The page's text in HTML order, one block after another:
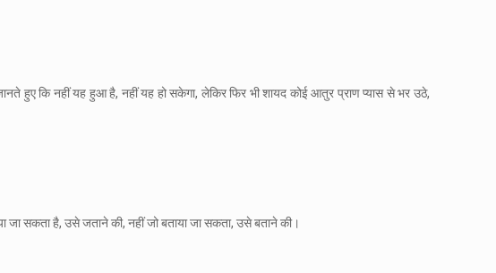
हुए कि नहीं यह हुआ है, नहीं यह हो सकेगा, लेकिर फिर भी शायद कोई आतुर प्राण प्यास से भर उठे,
जा सकता है, उसे जताने की, नहीं जो बताया जा सकता, उसे बताने की।